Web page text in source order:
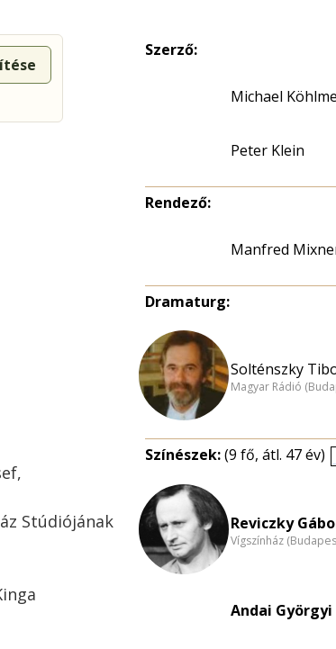
Stúdiójának
Szerző:
Michael
Peter Klein
Rendező:
Manfred
Dramaturg:
Solténszky
Magyar Rádió
Színészek:(9 fő, átl. 47 év)
Reviczky
Vígszínház
Andai Györgyi